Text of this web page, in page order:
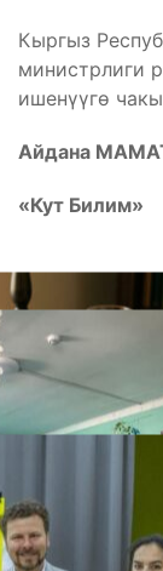
Кыргыз
министрлиги
ишенүүгө
Айдана
«Кут Билим»
Акыркы
ШАХМАТ
06.08.2026
СҮЛҮКТҮ: